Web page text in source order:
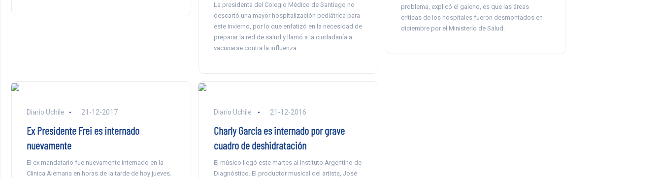
La presidenta del Colegio Médico de Santiago no
descartó una mayor hospitalización pediátrica para
este invierno, por lo que enfatizó en la necesidad de
preparar la red de salud y llamó a la ciudadanía a
vacunarse contra la influenza.
problema, explicó el galeno, es que las áreas
críticas de los hospitales fueron desmontados en
diciembre por el Ministerio de Salud.
Diario Uchile 21-12-2017
Ex Presidente Frei es internado
nuevamente
El ex mandatario fue nuevamente internado en la
Clínica Alemana en horas de la tarde de hoy jueves.
Diario Uchile 21-12-2016
Charly García es internado por grave
cuadro de deshidratación
El músico llegó este martes al Instituto Argentino de
Diagnóstico. El productor musical del artista, José